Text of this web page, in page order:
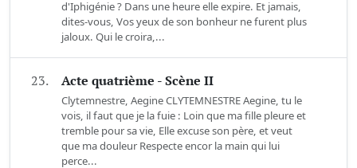
d'Iphigénie ? Dans une heure elle expire. Et jamais,
dites-vous, Vos yeux de son bonheur ne furent plus
jaloux. Qui le croira,...
23. Acte quatrième - Scène II
Clytemnestre, Aegine CLYTEMNESTRE Aegine, tu le
vois, il faut que je la fuie : Loin que ma fille pleure et
tremble pour sa vie, Elle excuse son père, et veut
que ma douleur Respecte encor la main qui lui
perce...